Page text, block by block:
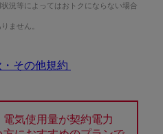
況等によってはおトクにならない場合
ません。
その他規約
気使用量が契約電力